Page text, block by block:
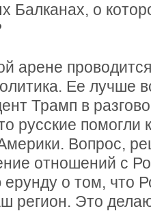
Балканах, о
арене
Ее лучше
Трамп в
русские помогли
Вопрос,
отношений с
о том, что
регион. Это